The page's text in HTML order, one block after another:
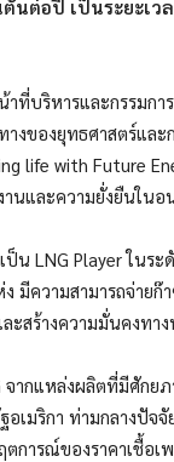
นต่อปี เป็นระยะเว
ที่บริหารและกรรมก
งของยุทธศาสตร์และ
life with Future
นและความยั่งยืนในอ
น LNG Player ในร
มีความสามารถจ่าย
ะสร้างความมั่นคงทา
จากแหล่งผลิตที่มีศัก
มริกา ท่ามกลางปัจจั
ตการณ์ของราคาเชื้อ